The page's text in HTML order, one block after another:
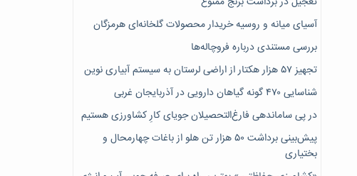
آسیای میانه و روسیه خریدار محصولات گلخانه‌ای هرمزگان
بررسی مستندی درباره فروچاله‌ها
تجهیز ۵۷ هزار هکتار از اراضی لرستان به سیستم آبیاری نوین
شناسایی ۴۷٠ گونه گیاهان دارویی در آذربایجان غربی
در پی ساماندهی فارغ‌التحصیلان جویای کارِ کشاورزی هستیم
پیش‎‌بینی برداشت ۵۰ هزار تن هلو از باغات چهارمحال و
بختیاری